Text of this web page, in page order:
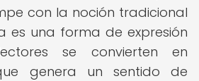
con la noción tradicional
es una forma de expresión
se convierten en
genera un sentido de